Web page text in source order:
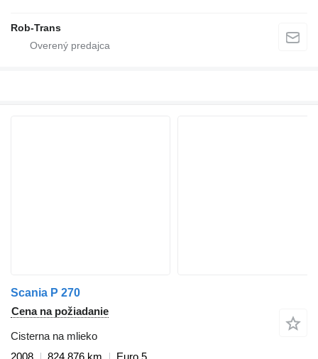
Rob-Trans
Scania P 270
Cena na požiadanie
Cisterna na mlieko
2008
824 876 km Euro 5